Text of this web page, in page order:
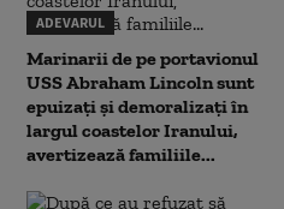
ADEVARUL
Marinarii de pe portavionul
USS Abraham Lincoln sunt
epuizați și demoralizați în
largul coastelor Iranului,
avertizează familiile...